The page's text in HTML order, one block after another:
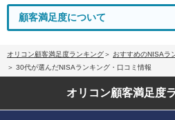
顧客満足度について
オリコン顧客満足度ランキング
おすすめのNISAラ
30代が選んだNISAランキング・口コミ情報
オリコン顧客満足度